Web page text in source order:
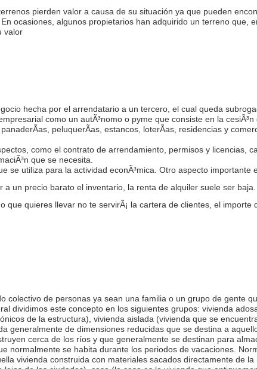
pierden valor a causa de su situación ya que pueden
ocasiones, algunos propietarios han adquirido un terreno que,
valor
hecha por el arrendatario a un tercero, el cual queda
como un autÃ³nomo o pyme que consiste en la
peluquerÃ­as, estancos, loterÃ­as, residencias y
como el contrato de arrendamiento, permisos y licencias,
que se necesita.
se utiliza para la actividad econÃ³mica. Otro aspecto importante
un precio barato el inventario, la renta de alquiler suele ser baja.
que quieres llevar no te servirÃ¡ la cartera de clientes, el
colectivo de personas ya sean una familia o un grupo de gente
dividimos este concepto en los siguientes grupos: vivienda
de la estructura), vivienda aislada (vivienda que se
generalmente de dimensiones reducidas que se destina a
cerca de los ríos y que generalmente se destinan para
normalmente se habita durante los periodos de vacaciones.
vivienda construida con materiales sacados directamente de